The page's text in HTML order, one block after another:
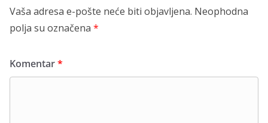
Vaša adresa e-pošte neće biti objavljena. Neophodna
polja su označena *
Komentar*